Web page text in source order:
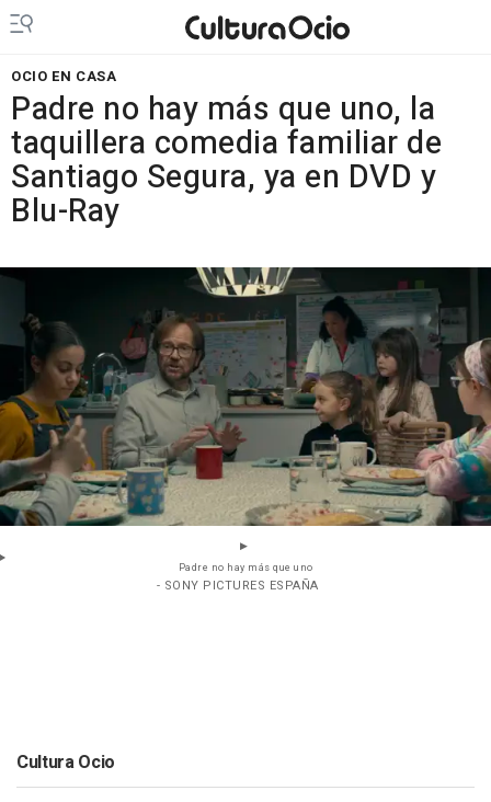
OCIO EN CASA
Padre no hay más que uno, la
taquillera comedia familiar de
Santiago Segura, ya en DVD y
Blu-Ray
Padre no hay más que uno
- SONY PICTURES ESPAÑA
Cultura Ocio